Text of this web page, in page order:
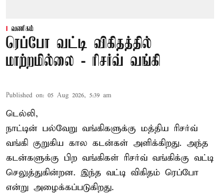
வணிகம்
ரெப்போ வட்டி விகிதத்தில்
மாற்றமில்லை - ரிசர்வ் வங்கி
Published on: 05 Aug 2026, 5:39 am
டெல்லி,
நாட்டின் பல்வேறு வங்கிகளுக்கு மத்திய ரிசர்வ்
வங்கி குறுகிய கால கடன்கள் அளிக்கிறது. அந்த
கடன்களுக்கு பிற வங்கிகள் ரிசர்வ் வங்கிக்கு வட்டி
செலுத்துகின்றன. இந்த வட்டி விகிதம் ரெப்போ
என்று அழைக்கப்படுகிறது.